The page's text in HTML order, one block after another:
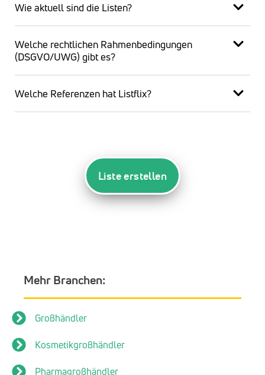
Wie aktuell sind die Listen?
Welche rechtlichen Rahmenbedingungen
(DSGVO/UWG) gibt es?
Welche Referenzen hat Listflix?
Liste erstellen
Mehr Branchen:
Großhändler
Kosmetikgroßhändler
Pharmagroßhändler